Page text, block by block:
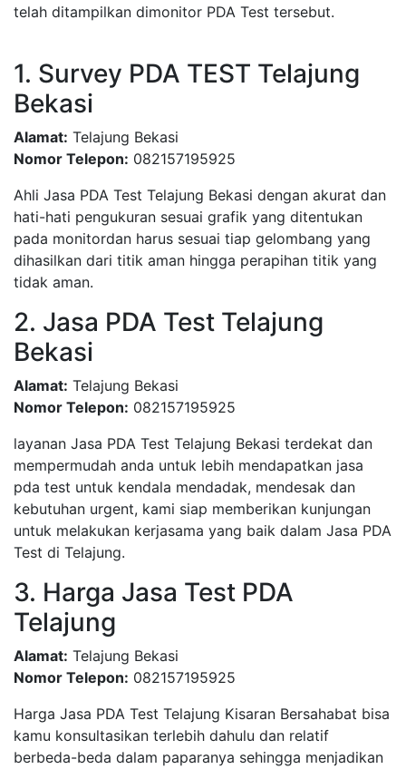
telah ditampilkan dimonitor PDA Test tersebut.
1. Survey PDA TEST Telajung
Bekasi
Alamat: Telajung Bekasi
Nomor Telepon: 082157195925
Ahli Jasa PDA Test Telajung Bekasi dengan akurat dan
hati-hati pengukuran sesuai grafik yang ditentukan
pada monitordan harus sesuai tiap gelombang yang
dihasilkan dari titik aman hingga perapihan titik yang
tidak aman.
2. Jasa PDA Test Telajung
Bekasi
Alamat: Telajung Bekasi
Nomor Telepon: 082157195925
layanan Jasa PDA Test Telajung Bekasi terdekat dan
mempermudah anda untuk lebih mendapatkan jasa
pda test untuk kendala mendadak, mendesak dan
kebutuhan urgent, kami siap memberikan kunjungan
untuk melakukan kerjasama yang baik dalam Jasa PDA
Test di Telajung.
3. Harga Jasa Test PDA
Telajung
Alamat: Telajung Bekasi
Nomor Telepon: 082157195925
Harga Jasa PDA Test Telajung Kisaran Bersahabat bisa
kamu konsultasikan terlebih dahulu dan relatif
berbeda-beda dalam paparanya sehingga menjadikan